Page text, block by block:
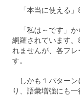
「本当に使える
「私は～です」
網羅されています
れませんが、各フ
す。
しかも１パター
り、語彙増強にも